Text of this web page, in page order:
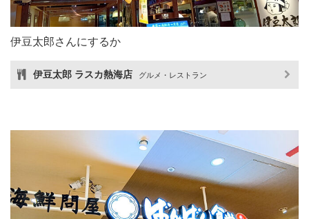
伊豆太郎さんにするか
伊豆太郎 ラスカ熱海店 グルメ・レストラン